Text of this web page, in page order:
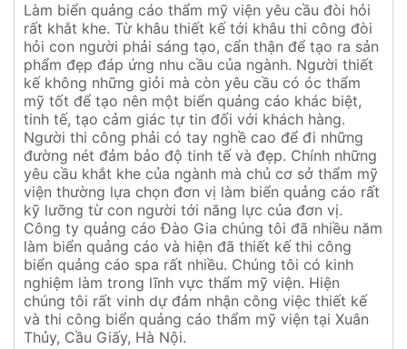
Làm biển quảng cáo thẩm mỹ viện yêu cầu đòi hỏi
rất khắt khe. Từ khâu thiết kế tới khâu thi công đòi
hỏi con người phải sáng tạo, cẩn thận để tạo ra sản
phẩm đẹp đáp ứng nhu cầu của ngành. Người thiết
kế không những giỏi mà còn yêu cầu có óc thẩm
mỹ tốt để tạo nên một biển quảng cáo khác biệt,
tinh tế, tạo cảm giác tự tin đối với khách hàng.
Người thi công phải có tay nghề cao để đi những
đường nét đảm bảo độ tinh tế và đẹp. Chính những
yêu cầu khắt khe của ngành mà chủ cơ sở thẩm mỹ
viện thường lựa chọn đơn vị làm biển quảng cáo rất
kỹ lưỡng từ con người tới năng lực của đơn vị.
Công ty quảng cáo Đào Gia chúng tôi đã nhiều năm
làm biển quảng cáo và hiện đã thiết kế thi công
biển quảng cáo spa rất nhiều. Chúng tôi có kinh
nghiệm làm trong lĩnh vực thẩm mỹ viện. Hiện
chúng tôi rất vinh dự đảm nhận công việc thiết kế
và thi công biển quảng cáo thẩm mỹ viện tại Xuân
Thủy, Cầu Giấy, Hà Nội.